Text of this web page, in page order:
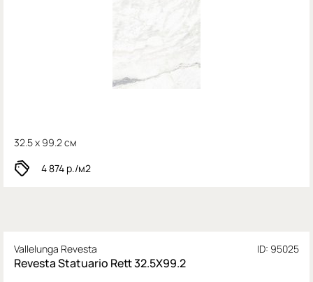
32.5 x 99.2 см
4 874 р./м2
Vallelunga Revesta ID: 95025
Revesta Statuario Rett 32.5X99.2